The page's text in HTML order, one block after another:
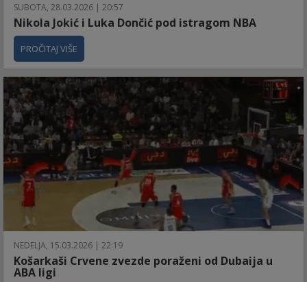
SUBOTA, 28.03.2026 | 20:57
Nikola Jokić i Luka Dončić pod istragom NBA
PROČITAJ VIŠE
NEDELJA, 15.03.2026 | 22:19
Košarkaši Crvene zvezde poraženi od Dubaija u
ABA ligi